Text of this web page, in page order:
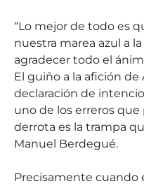
“Lo mejor de todo es
nuestra marea azul a
agradecer todo el
El guiño a la afición
declaración de
uno de los erreros que
derrota es la trampa
Manuel Berdegué.
Precisamente cuando